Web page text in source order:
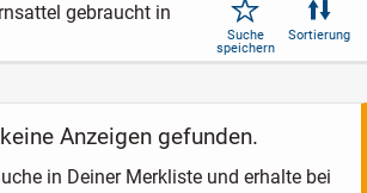
gebraucht in
Suche
speichern
Sortierung
Anzeigen gefunden.
in Deiner Merkliste und erhalte bei